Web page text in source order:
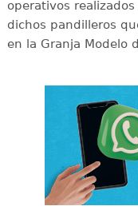
operativos
dichos pandilleros
en la Granja Modelo